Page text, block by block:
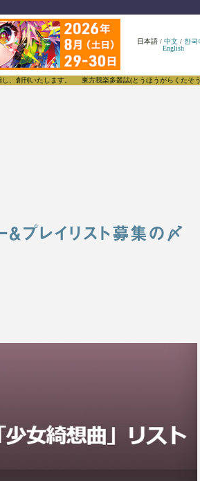
日本語 /中文 /한국
English
します。 東方我楽多叢誌(とうほうがらくたそうし)は、世
プレイリスト募集の〆